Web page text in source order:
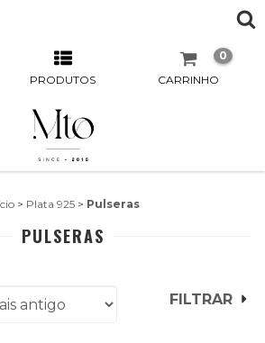
PRODUTOS CARRINHO
0
> Plata 925 > Pulseras
PULSERAS
FILTRAR